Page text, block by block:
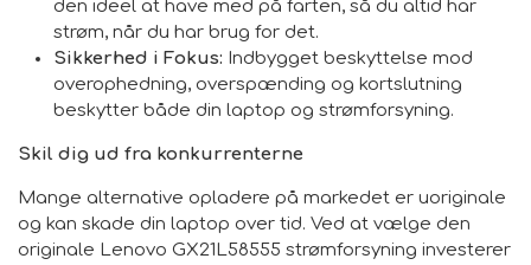
den ideel at have med på farten, så du altid har
strøm, når du har brug for det.
Sikkerhed i Fokus: Indbygget beskyttelse mod
overophedning, overspænding og kortslutning
beskytter både din laptop og strømforsyning.
Skil dig ud fra konkurrenterne
Mange alternative opladere på markedet er uoriginale
og kan skade din laptop over tid. Ved at vælge den
originale Lenovo GX21L58555 strømforsyning investerer